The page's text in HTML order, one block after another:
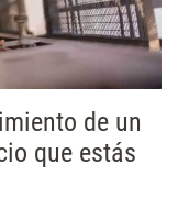
de un
que estás